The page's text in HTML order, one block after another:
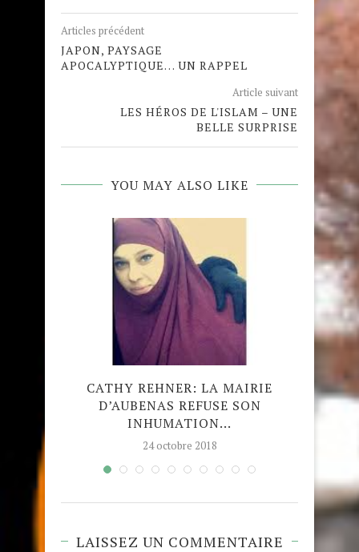
Articles précédent
JAPON, PAYSAGE
APOCALYPTIQUE… UN RAPPEL
Article suivant
LES HÉROS DE L'ISLAM – UNE
BELLE SURPRISE
YOU MAY ALSO LIKE
CATHY REHNER: LA MAIRIE
D’AUBENAS REFUSE SON
INHUMATION...
24 octobre 2018
LAISSEZ UN COMMENTAIRE